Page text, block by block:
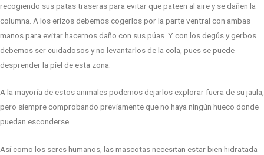
recogiendo sus patas traseras para evitar que pateen al aire y se dañen la
columna. A los erizos debemos cogerlos por la parte ventral con ambas
manos para evitar hacernos daño con sus púas. Y con los degús y gerbos
debemos ser cuidadosos y no levantarlos de la cola, pues se puede
desprender la piel de esta zona.
A la mayoría de estos animales podemos dejarlos explorar fuera de su jaula,
pero siempre comprobando previamente que no haya ningún hueco donde
puedan esconderse.
Así como los seres humanos, las mascotas necesitan estar bien hidratada